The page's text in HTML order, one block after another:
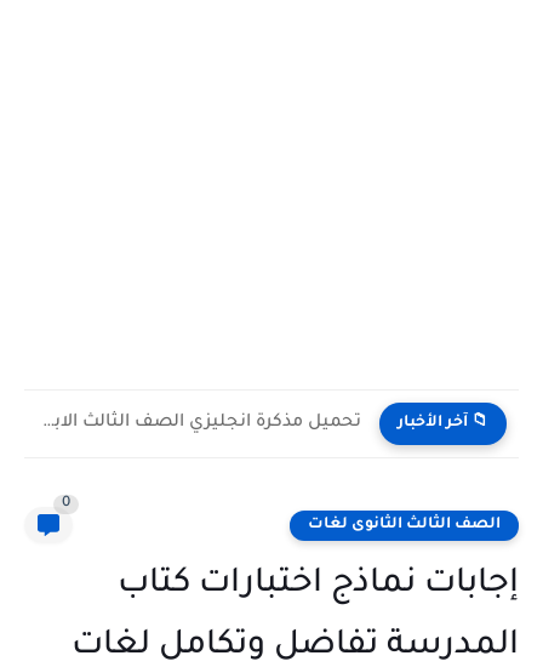
📁 آخر الأخبار تحميل مذكرة انجليزي الصف الثالث الابتدائى الترم الاول 2027 مستر...
الصف الثالث الثانوى لغات
0
إجابات نماذج اختبارات كتاب
المدرسة تفاضل وتكامل لغات